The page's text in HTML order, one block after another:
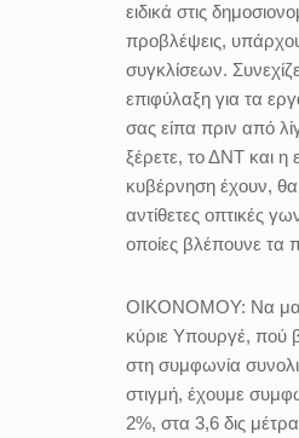
ειδικά στις
προβλέψεις,
συγκλίσεων.
επιφύλαξη για τα
σας είπα πριν από
ξέρετε, το ΔΝΤ και η
κυβέρνηση έχουν, θα
αντίθετες οπτικές
οποίες βλέπουνε
ΟΙΚΟΝΟΜΟΥ: Να
κύριε Υπουργέ, πού
στη συμφωνία
στιγμή, έχουμε
2%, στα 3,6 δις